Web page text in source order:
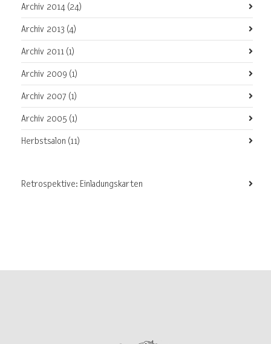
Archiv 2014 (24)
Archiv 2013 (4)
Archiv 2011 (1)
Archiv 2009 (1)
Archiv 2007 (1)
Archiv 2005 (1)
Herbstsalon (11)
Retrospektive: Einladungskarten